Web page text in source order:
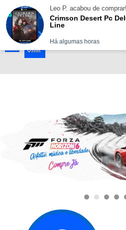
Leo P. acabou de comprar!
Crimson Desert Pc
Line
Há algumas horas